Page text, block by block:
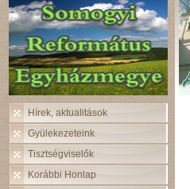
Hírek, aktualitások
Gyülekezeteink
Tisztségviselők
Korábbi Honlap